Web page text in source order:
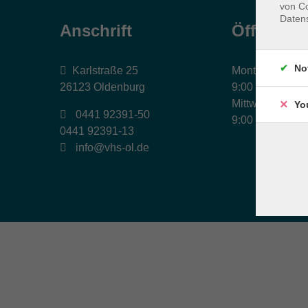
Anschrift
Karlstraße 25
26123 Oldenburg
0441 92391-50
0441 92391-13
info@vhs-ol.de
Montag,
9:00 bis 17:00
Mittwoch und
9:00 bis 12:30
von